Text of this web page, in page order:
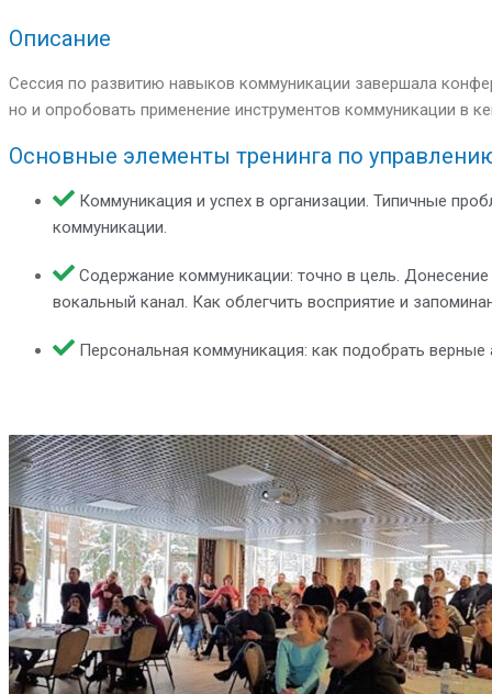
Описание
Сессия по развитию навыков коммуникации завершала
но и опробовать применение инструментов коммуникации в
Основные элементы тренинга по
Коммуникация и успех в организации. Типичные
коммуникации.
Содержание коммуникации: точно в цель.
вокальный канал. Как облегчить восприятие и
Персональная коммуникация: как подобрать верные